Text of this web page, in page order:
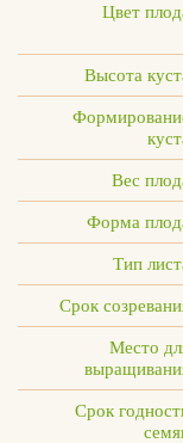
Цвет
Высота
Вес
Форма
Тип
Срок
Место
Срок